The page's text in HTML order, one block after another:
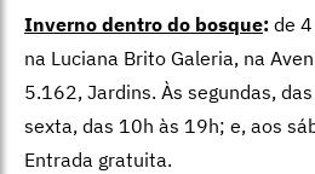
Inverno dentro do bosque: de
na Luciana Brito Galeria, na
5.162, Jardins. Às segundas,
sexta, das 10h às 19h; e, aos
Entrada gratuita.